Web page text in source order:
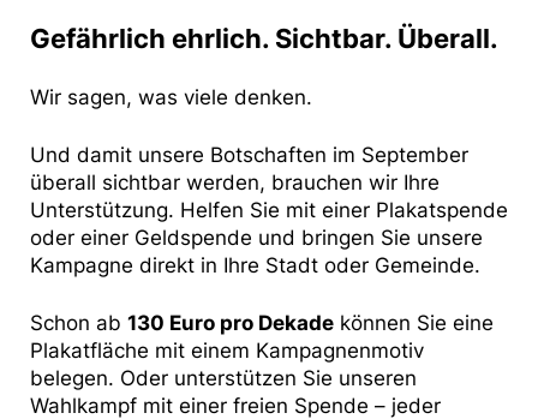
Gefährlich ehrlich. Sichtbar. Überall.
Wir sagen, was viele denken.
Und damit unsere Botschaften im September
überall sichtbar werden, brauchen wir Ihre
Unterstützung. Helfen Sie mit einer Plakatspende
oder einer Geldspende und bringen Sie unsere
Kampagne direkt in Ihre Stadt oder Gemeinde.
Schon ab 130 Euro pro Dekade können Sie eine
Plakatfläche mit einem Kampagnenmotiv
belegen. Oder unterstützen Sie unseren
Wahlkampf mit einer freien Spende – jeder